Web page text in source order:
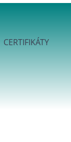
CERTIFIKÁTY